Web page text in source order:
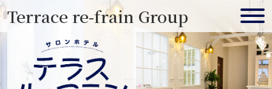
Skip
content
Terrace re-frain Group